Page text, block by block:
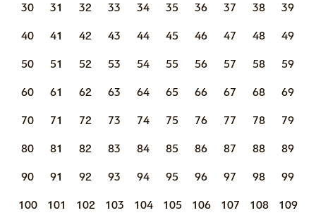
30 31 32 33 34 35 36 37 38 39
40 41 42 43 44 45 46 47 48 49
50 51 52 53 54 55 56 57 58 59
60 61 62 63 64 65 66 67 68 69
70 71 72 73 74 75 76 77 78 79
80 81 82 83 84 85 86 87 88 89
90 91 92 93 94 95 96 97 98 99
100 101 102 103 104 105 106 107 108 109